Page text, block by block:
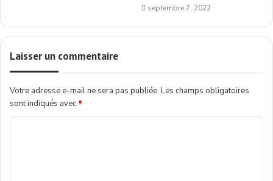
septembre 7, 2022
Laisser un commentaire
Votre adresse e-mail ne sera pas publiée. Les champs obligatoires
sont indiqués avec *